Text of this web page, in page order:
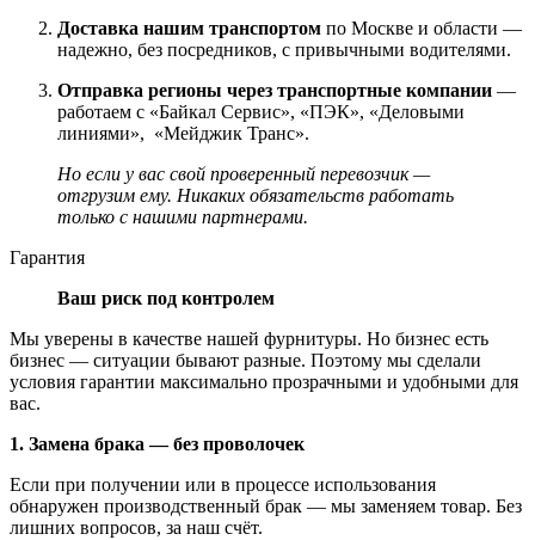
Доставка нашим транспортом по Москве и области —
надежно, без посредников, с привычными водителями.
Отправка регионы через транспортные компании —
работаем с «Байкал Сервис», «ПЭК», «Деловыми
линиями», «Мейджик Транс».
Но если у вас свой проверенный перевозчик —
отгрузим ему. Никаких обязательств работать
только с нашими партнерами.
Гарантия
Ваш риск под контролем
Мы уверены в качестве нашей фурнитуры. Но бизнес есть
бизнес — ситуации бывают разные. Поэтому мы сделали
условия гарантии максимально прозрачными и удобными для
вас.
1. Замена брака — без проволочек
Если при получении или в процессе использования
обнаружен производственный брак — мы заменяем товар. Без
лишних вопросов, за наш счёт.